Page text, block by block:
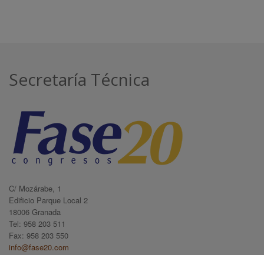
Secretaría Técnica
C/ Mozárabe, 1
Edificio Parque Local 2
18006 Granada
Tel: 958 203 511
Fax: 958 203 550
info@fase20.com